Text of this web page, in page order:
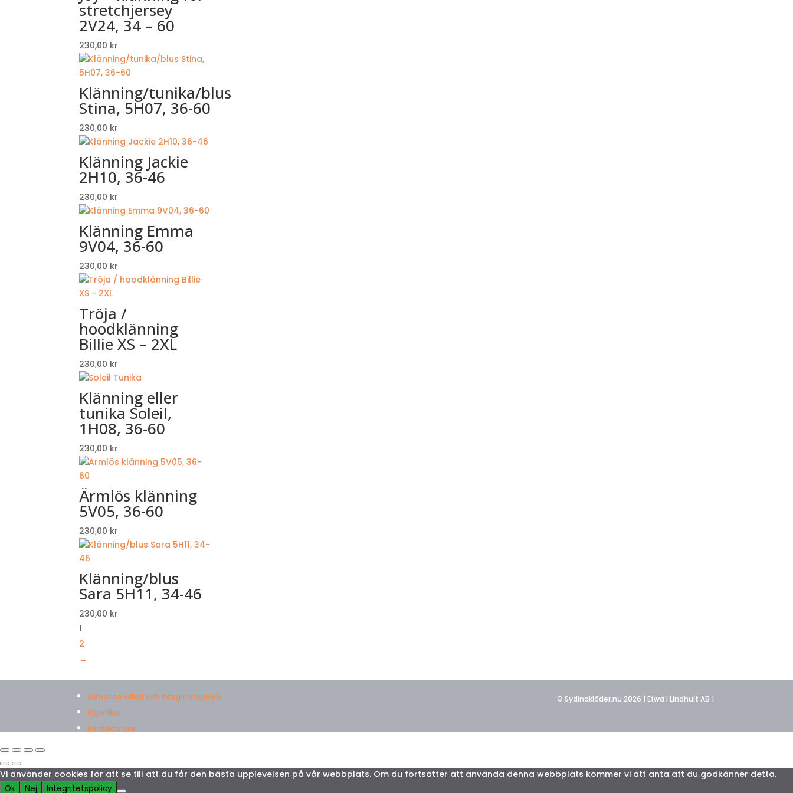
stretchjersey
2V24, 34 – 60
230,00 kr
Klänning/tunika/blus
Stina, 5H07, 36-60
230,00 kr
Klänning Jackie
2H10, 36-46
230,00 kr
Klänning Emma
9V04, 36-60
230,00 kr
Tröja /
hoodklänning
Billie XS – 2XL
230,00 kr
Klänning eller
tunika Soleil,
1H08, 36-60
230,00 kr
Ärmlös klänning
5V05, 36-60
230,00 kr
Klänning/blus
Sara 5H11, 34-46
230,00 kr
1
2
→
Allmänna villkor och Integritetspolicy
Köpvillkor
Kontakta oss
© Sydinakläder.nu 2026 | Efwa i Lindhult AB |
Vi använder cookies för att se till att du får den bästa upplevelsen på vår webbplats. Om du fortsätter att använda denna webbplats kommer vi att anta att du godkänner detta.
Ok Nej Integritetspolicy